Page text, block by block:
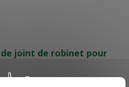
de joint de robinet pour